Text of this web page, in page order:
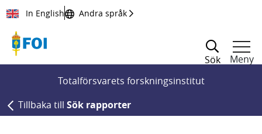
Till innehållet
In English Andra språk
Sök
Meny
Totalförsvarets forskningsinstitut
Tillbaka till Sök rapporter